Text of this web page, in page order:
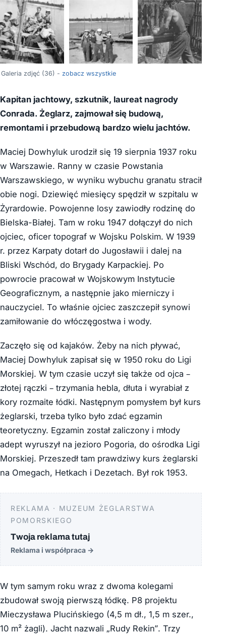
Galeria zdjęć (36) - zobacz wszystkie
Kapitan jachtowy, szkutnik, laureat nagrody
Conrada. Żeglarz, zajmował się budową,
remontami i przebudową bardzo wielu jachtów.
Maciej Dowhyluk urodził się 19 sierpnia 1937 roku
w Warszawie. Ranny w czasie Powstania
Warszawskiego, w wyniku wybuchu granatu stracił
obie nogi. Dziewięć miesięcy spędził w szpitalu w
Żyrardowie. Powojenne losy zawiodły rodzinę do
Bielska-Białej. Tam w roku 1947 dołączył do nich
ojciec, oficer topograf w Wojsku Polskim. W 1939
r. przez Karpaty dotarł do Jugosławii i dalej na
Bliski Wschód, do Brygady Karpackiej. Po
powrocie pracował w Wojskowym Instytucie
Geograficznym, a następnie jako mierniczy i
nauczyciel. To właśnie ojciec zaszczepił synowi
zamiłowanie do włóczęgostwa i wody.
Zaczęło się od kajaków. Żeby na nich pływać,
Maciej Dowhyluk zapisał się w 1950 roku do Ligi
Morskiej. W tym czasie uczył się także od ojca –
złotej rączki – trzymania hebla, dłuta i wyrabiał z
kory rozmaite łódki. Następnym pomysłem był kurs
żeglarski, trzeba tylko było zdać egzamin
teoretyczny. Egzamin został zaliczony i młody
adept wyruszył na jezioro Pogoria, do ośrodka Ligi
Morskiej. Przeszedł tam prawdziwy kurs żeglarski
na Omegach, Hetkach i Dezetach. Był rok 1953.
REKLAMA · MUZEUM ŻEGLARSTWA
POMORSKIEGO
Twoja reklama tutaj
Reklama i współpraca →
W tym samym roku wraz z dwoma kolegami
zbudował swoją pierwszą łódkę. P8 projektu
Mieczysława Plucińskiego (4,5 m dł., 1,5 m szer.,
10 m² żagli). Jacht nazwali „Rudy Rekin”. Trzy